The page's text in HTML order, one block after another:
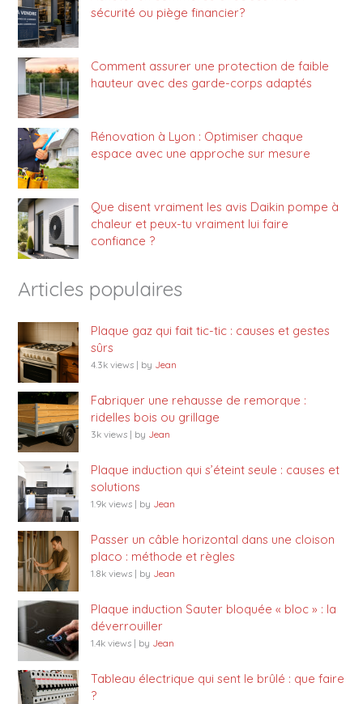
sécurité ou piège financier?
Comment assurer une protection de faible
hauteur avec des garde-corps adaptés
Rénovation à Lyon : Optimiser chaque
espace avec une approche sur mesure
Que disent vraiment les avis Daikin pompe à
chaleur et peux-tu vraiment lui faire
confiance ?
Articles populaires
Plaque gaz qui fait tic-tic : causes et gestes
sûrs
4.3k views | by Jean
Fabriquer une rehausse de remorque :
ridelles bois ou grillage
3k views | by Jean
Plaque induction qui s’éteint seule : causes et
solutions
1.9k views | by Jean
Passer un câble horizontal dans une cloison
placo : méthode et règles
1.8k views | by Jean
Plaque induction Sauter bloquée « bloc » : la
déverrouiller
1.4k views | by Jean
Tableau électrique qui sent le brûlé : que faire
?